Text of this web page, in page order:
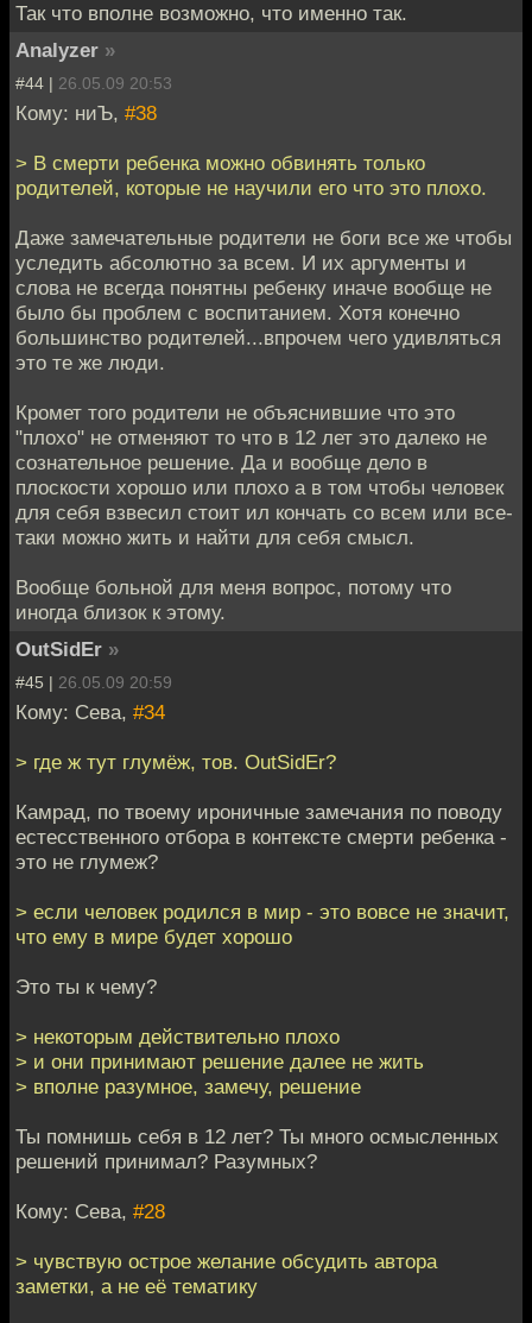
Так что вполне возможно, что именно так.
Analyzer »
#44 | 26.05.09 20:53
Кому: ниЪ, #38
> В смерти ребенка можно обвинять только
родителей, которые не научили его что это плохо.
Даже замечательные родители не боги все же чтобы
уследить абсолютно за всем. И их аргументы и
слова не всегда понятны ребенку иначе вообще не
было бы проблем с воспитанием. Хотя конечно
большинство родителей...впрочем чего удивляться
это те же люди.
Кромет того родители не объяснившие что это
"плохо" не отменяют то что в 12 лет это далеко не
сознательное решение. Да и вообще дело в
плоскости хорошо или плохо а в том чтобы человек
для себя взвесил стоит ил кончать со всем или все-
таки можно жить и найти для себя смысл.
Вообще больной для меня вопрос, потому что
иногда близок к этому.
OutSidEr »
#45 | 26.05.09 20:59
Кому: Сева, #34
> где ж тут глумёж, тов. OutSidEr?
Камрад, по твоему ироничные замечания по поводу
естесственного отбора в контексте смерти ребенка -
это не глумеж?
> если человек родился в мир - это вовсе не значит,
что ему в мире будет хорошо
Это ты к чему?
> некоторым действительно плохо
> и они принимают решение далее не жить
> вполне разумное, замечу, решение
Ты помнишь себя в 12 лет? Ты много осмысленных
решений принимал? Разумных?
Кому: Сева, #28
> чувствую острое желание обсудить автора
заметки, а не её тематику